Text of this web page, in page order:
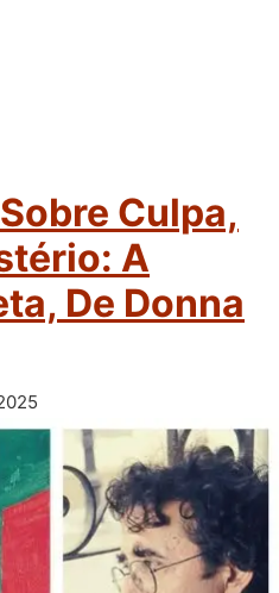
Culpa,
A
De Donna